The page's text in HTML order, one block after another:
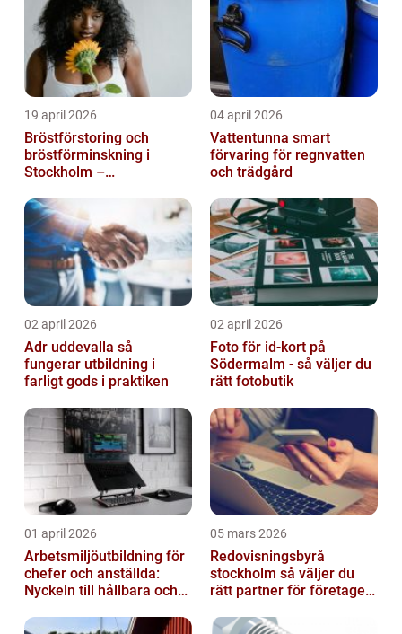
19 april 2026
Bröstförstoring och
bröstförminskning i
Stockholm –
04 april 2026
Vattentunna smart
förvaring för regnvatten
och trädgård
02 april 2026
Adr uddevalla så
fungerar utbildning i
farligt gods i praktiken
02 april 2026
Foto för id-kort på
Södermalm - så väljer du
rätt fotobutik
01 april 2026
Arbetsmiljöutbildning för
chefer och anställda:
Nyckeln till hållbara och
05 mars 2026
Redovisningsbyrå
stockholm så väljer du
rätt partner för företagets